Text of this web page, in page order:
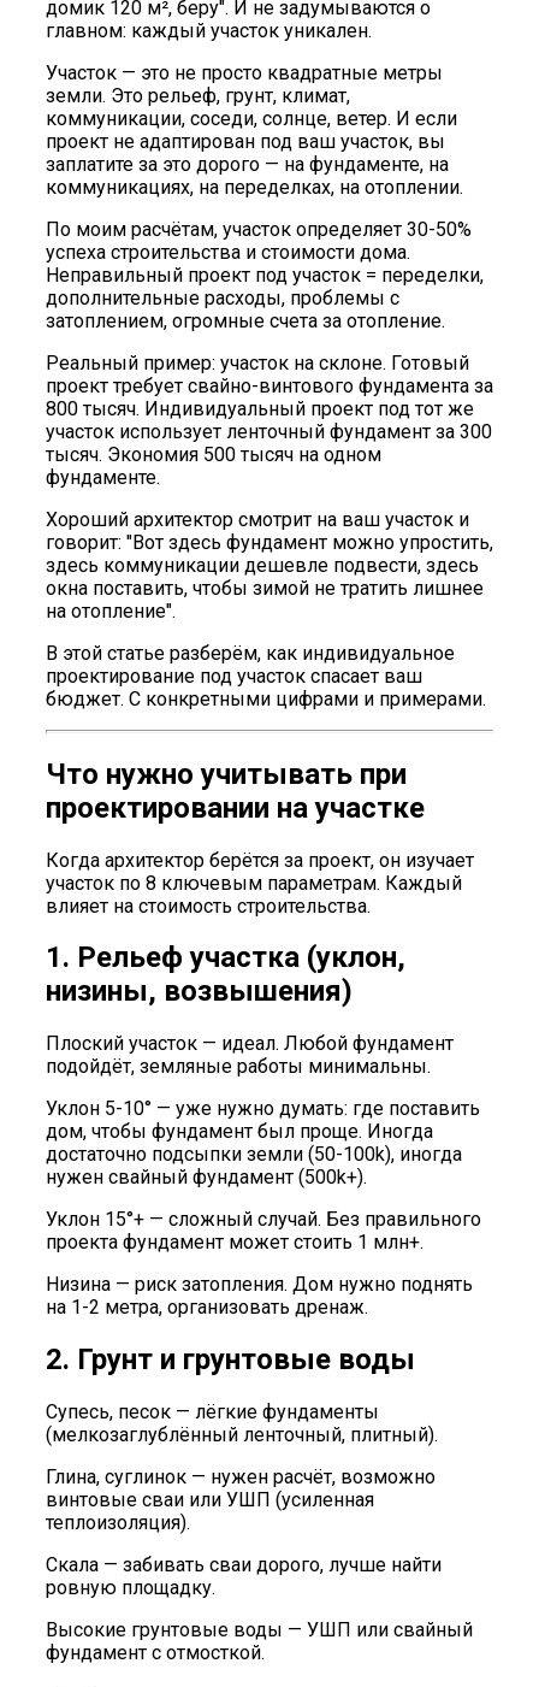
домик 120 м², беру". И не задумываются о
главном: каждый участок уникален.
Участок — это не просто квадратные метры
земли. Это рельеф, грунт, климат,
коммуникации, соседи, солнце, ветер. И если
проект не адаптирован под ваш участок, вы
заплатите за это дорого — на фундаменте, на
коммуникациях, на переделках, на отоплении.
По моим расчётам, участок определяет 30-50%
успеха строительства и стоимости дома.
Неправильный проект под участок = переделки,
дополнительные расходы, проблемы с
затоплением, огромные счета за отопление.
Реальный пример: участок на склоне. Готовый
проект требует свайно-винтового фундамента за
800 тысяч. Индивидуальный проект под тот же
участок использует ленточный фундамент за 300
тысяч. Экономия 500 тысяч на одном
фундаменте.
Хороший архитектор смотрит на ваш участок и
говорит: "Вот здесь фундамент можно упростить,
здесь коммуникации дешевле подвести, здесь
окна поставить, чтобы зимой не тратить лишнее
на отопление".
В этой статье разберём, как индивидуальное
проектирование под участок спасает ваш
бюджет. С конкретными цифрами и примерами.
Что нужно учитывать при
проектировании на участке
Когда архитектор берётся за проект, он изучает
участок по 8 ключевым параметрам. Каждый
влияет на стоимость строительства.
1. Рельеф участка (уклон,
низины, возвышения)
Плоский участок — идеал. Любой фундамент
подойдёт, земляные работы минимальны.
Уклон 5-10° — уже нужно думать: где поставить
дом, чтобы фундамент был проще. Иногда
достаточно подсыпки земли (50-100k), иногда
нужен свайный фундамент (500k+).
Уклон 15°+ — сложный случай. Без правильного
проекта фундамент может стоить 1 млн+.
Низина — риск затопления. Дом нужно поднять
на 1-2 метра, организовать дренаж.
2. Грунт и грунтовые воды
Супесь, песок — лёгкие фундаменты
(мелкозаглублённый ленточный, плитный).
Глина, суглинок — нужен расчёт, возможно
винтовые сваи или УШП (усиленная
теплоизоляция).
Скала — забивать сваи дорого, лучше найти
ровную площадку.
Высокие грунтовые воды — УШП или свайный
фундамент с отмосткой.